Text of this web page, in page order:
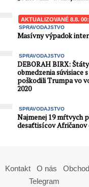
AKTUALIZOVANÉ 8.8.
SPRAVODAJSTVO
Masívny výpadok
SPRAVODAJSTVO
DEBORAH BIRX:
obmedzenia súvisiace
poškodili Trumpa vo
2020
SPRAVODAJSTVO
Najmenej 19 mŕtvych
desaťtisícov Afričanov
Kontakt O nás
Telegram